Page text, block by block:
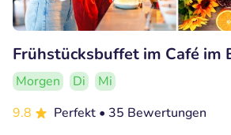
Frühstücksbuffet im Café im
Morgen Di
Mi
9.8
Perfekt • 35 Bewertungen